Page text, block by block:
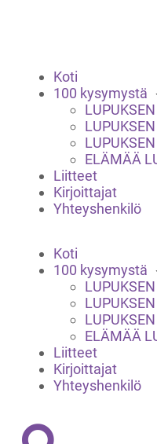
Koti
100 kysymystä
ELÄMÄÄ
Liitteet
Kirjoittajat
Yhteyshenkilö
Koti
100 kysymystä
ELÄMÄÄ
Liitteet
Kirjoittajat
Yhteyshenkilö